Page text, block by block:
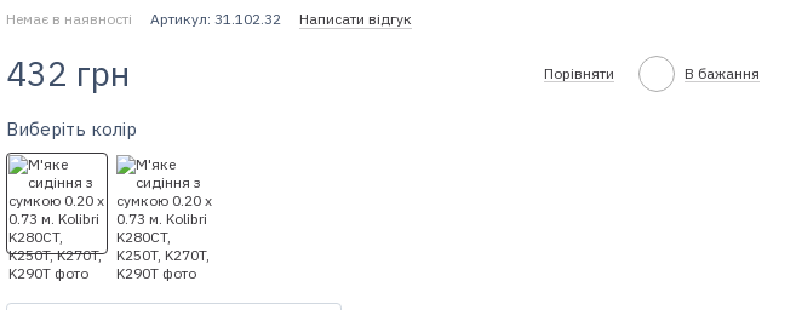
Немає в наявності Артикул: 31.102.32 Написати відгук
432 грн Порівняти В бажання
Виберіть колір